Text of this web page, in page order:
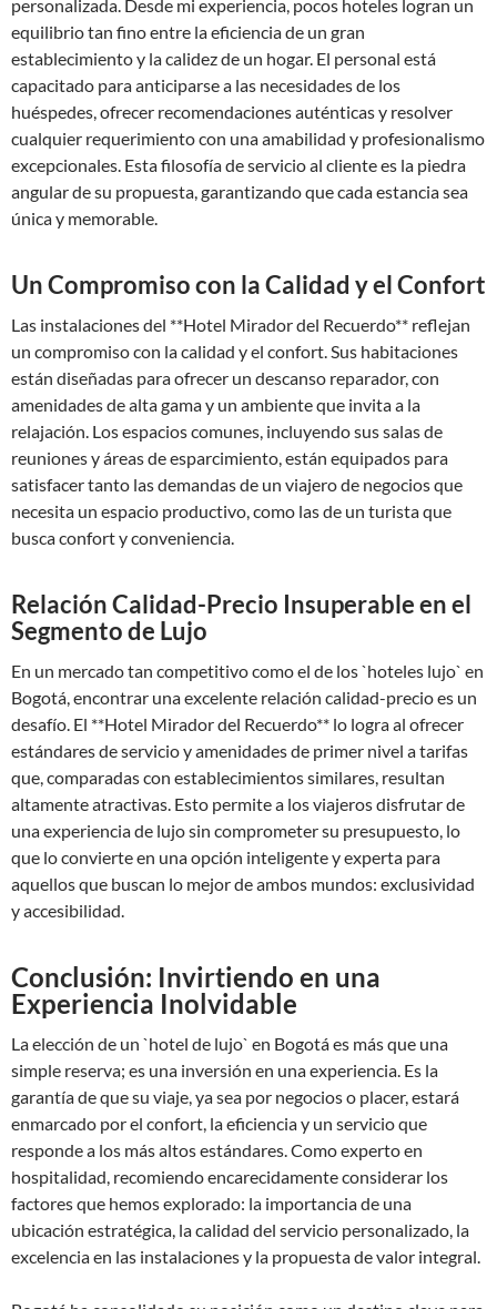
personalizada. Desde mi experiencia, pocos hoteles logran un
equilibrio tan fino entre la eficiencia de un gran
establecimiento y la calidez de un hogar. El personal está
capacitado para anticiparse a las necesidades de los
huéspedes, ofrecer recomendaciones auténticas y resolver
cualquier requerimiento con una amabilidad y profesionalismo
excepcionales. Esta filosofía de servicio al cliente es la piedra
angular de su propuesta, garantizando que cada estancia sea
única y memorable.
Un Compromiso con la Calidad y el Confort
Las instalaciones del **Hotel Mirador del Recuerdo** reflejan
un compromiso con la calidad y el confort. Sus habitaciones
están diseñadas para ofrecer un descanso reparador, con
amenidades de alta gama y un ambiente que invita a la
relajación. Los espacios comunes, incluyendo sus salas de
reuniones y áreas de esparcimiento, están equipados para
satisfacer tanto las demandas de un viajero de negocios que
necesita un espacio productivo, como las de un turista que
busca confort y conveniencia.
Relación Calidad-Precio Insuperable en el
Segmento de Lujo
En un mercado tan competitivo como el de los `hoteles lujo` en
Bogotá, encontrar una excelente relación calidad-precio es un
desafío. El **Hotel Mirador del Recuerdo** lo logra al ofrecer
estándares de servicio y amenidades de primer nivel a tarifas
que, comparadas con establecimientos similares, resultan
altamente atractivas. Esto permite a los viajeros disfrutar de
una experiencia de lujo sin comprometer su presupuesto, lo
que lo convierte en una opción inteligente y experta para
aquellos que buscan lo mejor de ambos mundos: exclusividad
y accesibilidad.
Conclusión: Invirtiendo en una
Experiencia Inolvidable
La elección de un `hotel de lujo` en Bogotá es más que una
simple reserva; es una inversión en una experiencia. Es la
garantía de que su viaje, ya sea por negocios o placer, estará
enmarcado por el confort, la eficiencia y un servicio que
responde a los más altos estándares. Como experto en
hospitalidad, recomiendo encarecidamente considerar los
factores que hemos explorado: la importancia de una
ubicación estratégica, la calidad del servicio personalizado, la
excelencia en las instalaciones y la propuesta de valor integral.